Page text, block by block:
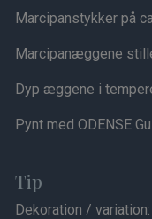
Marcipanstykker på
Marcipanæggene
Dyp æggene i
Pynt med ODENSE
Tip
Dekoration / variation: